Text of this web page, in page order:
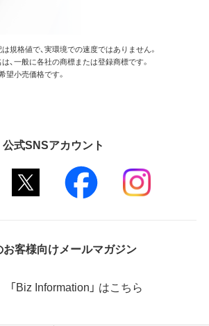
タの消失、業務の中断、逸失利益、精神的
、本ソフトウェアの使用または使用不能
的、間接的、特別、偶発的、結果的、そ
損害にも、一切の責任を負いません。
により、お客様は下記事項に同意するも
規格値で、実環境での速度ではありません。
、一般に各社の商標または登録商標です。
望小売価格です。
公式SNSアカウント
お客様向けメールマガジン
「Biz Information」 はこちら